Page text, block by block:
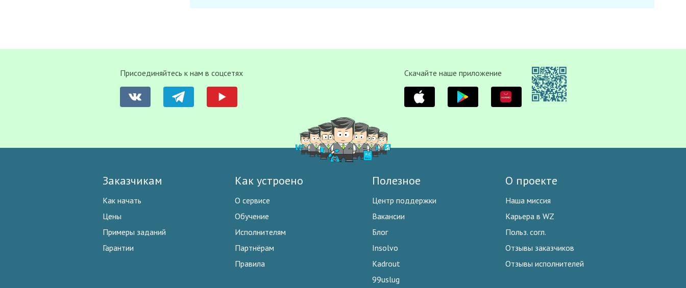
Присоединяйтесь к нам в соцсетях Скачайте наше приложение
Заказчикам
Как начать
Цены
Примеры заданий
Гарантии
Как устроено
О сервисе
Обучение
Исполнителям
Партнёрам
Правила
Полезное
Центр поддержки
Вакансии
Блог
Insolvo
Kadrout
99uslug
О проекте
Наша миссия
Карьера в WZ
Польз. согл.
Отзывы заказчиков
Отзывы исполнителей